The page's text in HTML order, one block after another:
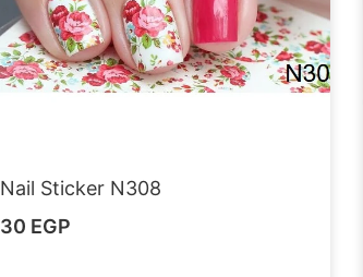
Nail Sticker N308
30 EGP